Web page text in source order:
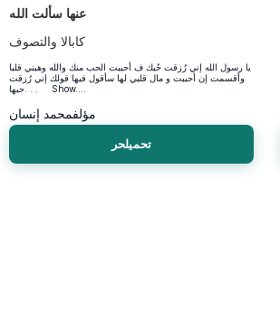
عنها سألت الله
كابالا والتصوف
يا رسول الله إني رُزقت حُبك ف أحببت الحب منك والله وهبني قلبا
وأقسمت إن أحببت و مال قلبي لها سأقول فيها قولك إني رُزقت
حبها. . . Show....
مؤلفمحمد إنسان
تحميلحر